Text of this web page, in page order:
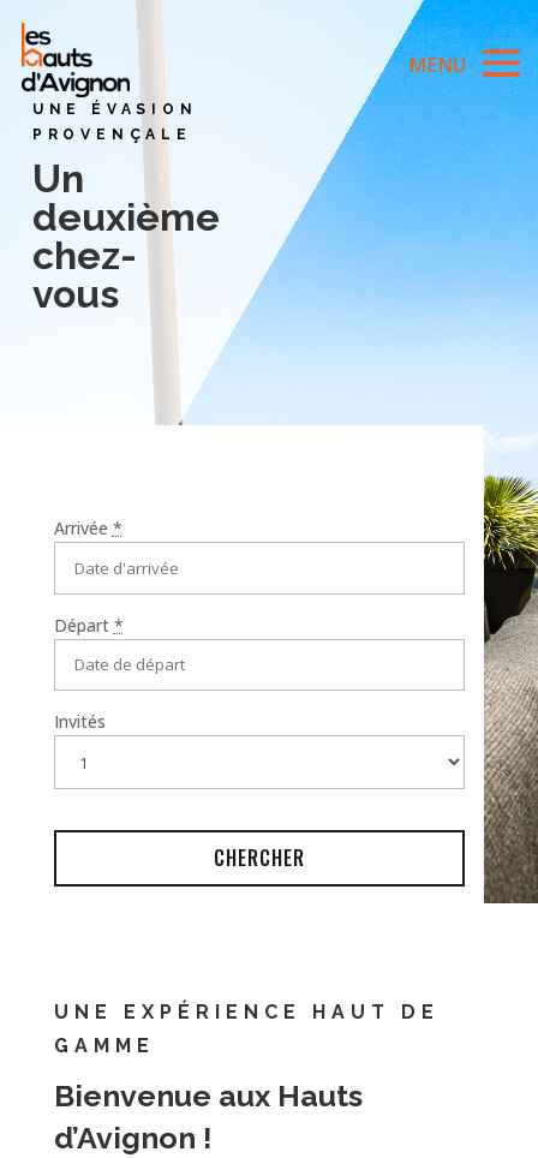
UNE ÉVASION
PROVENÇALE
Un
deuxième
chez-
vous
Arrivée *
Départ *
Invités
UNE EXPÉRIENCE HAUT DE
GAMME
Bienvenue aux Hauts
d’Avignon !